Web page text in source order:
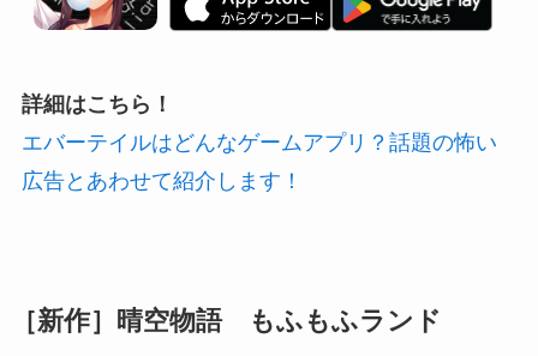
詳細はこちら！
エバーテイルはどんなゲームアプリ？話題の怖い
広告とあわせて紹介します！
［新作］晴空物語 もふもふランド